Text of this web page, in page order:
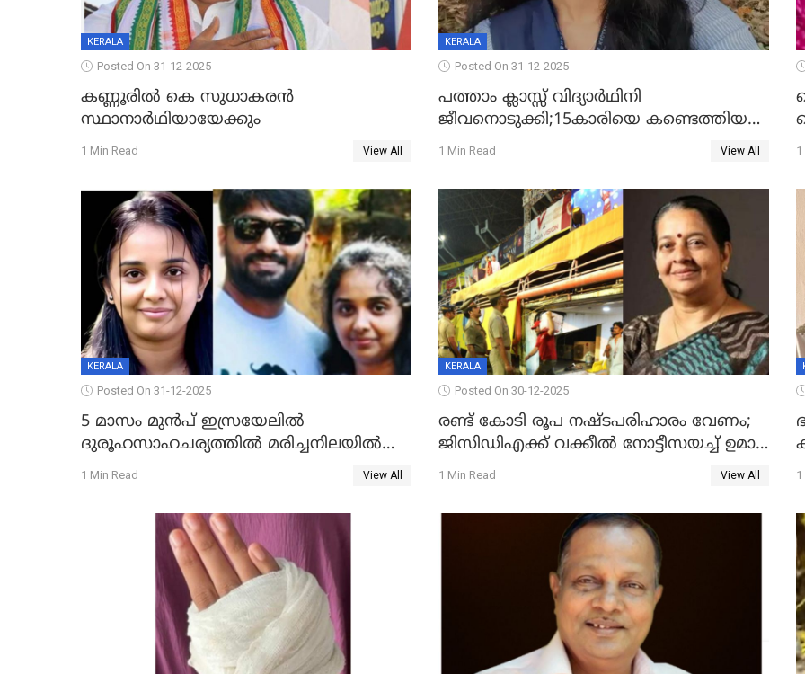
KERALA
Posted On 31-12-2025
കണ്ണൂരിൽ കെ സുധാകരൻ
സ്ഥാനാർഥിയായേക്കും
1 Min Read View All
KERALA
Posted On 31-12-2025
പത്താം ക്ലാസ്സ് വിദ്യാര്‍ഥിനി
ജീവനൊടുക്കി;15കാരിയെ കണ്ടെത്തിയത്
കിടപ്പുമുറിയില്‍ തൂങ്ങി മരിച്ച നിലയിൽ
1 Min Read View All 1
KERALA
Posted On 31-12-2025
5 മാസം മുൻപ് ഇസ്രയേലിൽ
ദുരൂഹസാഹചര്യത്തിൽ മരിച്ചനിലയിൽ
കണ്ടെത്തിയ മലയാളി യുവാവിന്റെ
1 Min Read View All
KERALA
Posted On 30-12-2025
രണ്ട് കോടി രൂപ നഷ്ടപരിഹാരം വേണം;
ജിസിഡിഎക്ക് വക്കീൽ നോട്ടീസയച്ച് ഉമാ
തോമസ്
1 Min Read View All 1